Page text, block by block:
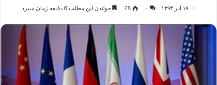
۱۷ آذر ۱۳۹۴ ۰ 78 خواندن این مطلب 6 دقیقه زمان میبرد